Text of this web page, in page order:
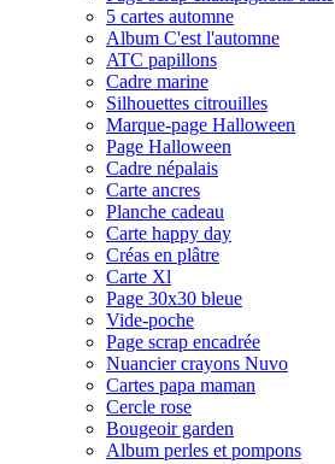
5 cartes automne
Album C'est l'automne
ATC papillons
Cadre marine
Silhouettes citrouilles
Marque-page Halloween
Page Halloween
Cadre népalais
Carte ancres
Planche cadeau
Carte happy day
Créas en plâtre
Carte Xl
Page 30x30 bleue
Vide-poche
Page scrap encadrée
Nuancier crayons Nuvo
Cartes papa maman
Cercle rose
Bougeoir garden
Album perles et pompons